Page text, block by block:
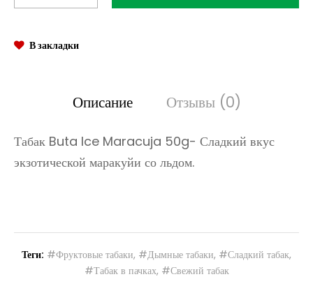
В закладки
Описание Отзывы (0)
Табак Buta Ice Maracuja 50g- Сладкий вкус
экзотической маракуйи со льдом.
Теги: #Фруктовые табаки, #Дымные табаки, #Сладкий табак,
#Табак в пачках, #Свежий табак